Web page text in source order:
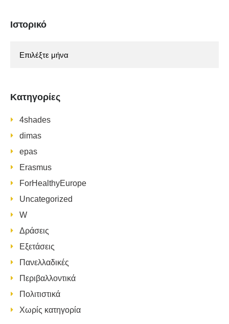
Ιστορικό
Kατηγορίες
4shades
dimas
epas
Erasmus
ForHealthyEurope
Uncategorized
W
Δράσεις
Εξετάσεις
Πανελλαδικές
Περιβαλλοντικά
Πολιτιστικά
Χωρίς κατηγορία